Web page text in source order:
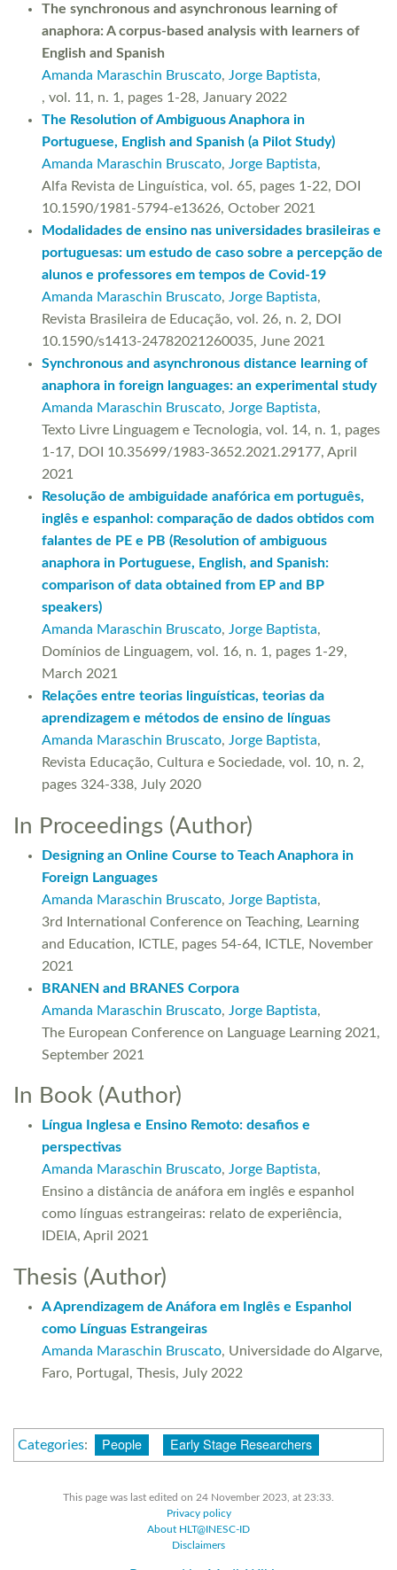
The synchronous and asynchronous learning of
anaphora: A corpus-based analysis with learners of
English and Spanish
Amanda Maraschin Bruscato, Jorge Baptista,
, vol. 11, n. 1, pages 1-28, January 2022
The Resolution of Ambiguous Anaphora in
Portuguese, English and Spanish (a Pilot Study)
Amanda Maraschin Bruscato, Jorge Baptista,
Alfa Revista de Linguística, vol. 65, pages 1-22, DOI
10.1590/1981-5794-e13626, October 2021
Modalidades de ensino nas universidades brasileiras e
portuguesas: um estudo de caso sobre a percepção de
alunos e professores em tempos de Covid-19
Amanda Maraschin Bruscato, Jorge Baptista,
Revista Brasileira de Educação, vol. 26, n. 2, DOI
10.1590/s1413-24782021260035, June 2021
Synchronous and asynchronous distance learning of
anaphora in foreign languages: an experimental study
Amanda Maraschin Bruscato, Jorge Baptista,
Texto Livre Linguagem e Tecnologia, vol. 14, n. 1, pages
1-17, DOI 10.35699/1983-3652.2021.29177, April
2021
Resolução de ambiguidade anafórica em português,
inglês e espanhol: comparação de dados obtidos com
falantes de PE e PB (Resolution of ambiguous
anaphora in Portuguese, English, and Spanish:
comparison of data obtained from EP and BP
speakers)
Amanda Maraschin Bruscato, Jorge Baptista,
Domínios de Linguagem, vol. 16, n. 1, pages 1-29,
March 2021
Relações entre teorias linguísticas, teorias da
aprendizagem e métodos de ensino de línguas
Amanda Maraschin Bruscato, Jorge Baptista,
Revista Educação, Cultura e Sociedade, vol. 10, n. 2,
pages 324-338, July 2020
In Proceedings (Author)
Designing an Online Course to Teach Anaphora in
Foreign Languages
Amanda Maraschin Bruscato, Jorge Baptista,
3rd International Conference on Teaching, Learning
and Education, ICTLE, pages 54-64, ICTLE, November
2021
BRANEN and BRANES Corpora
Amanda Maraschin Bruscato, Jorge Baptista,
The European Conference on Language Learning 2021,
September 2021
In Book (Author)
Língua Inglesa e Ensino Remoto: desafios e
perspectivas
Amanda Maraschin Bruscato, Jorge Baptista,
Ensino a distância de anáfora em inglês e espanhol
como línguas estrangeiras: relato de experiência,
IDEIA, April 2021
Thesis (Author)
A Aprendizagem de Anáfora em Inglês e Espanhol
como Línguas Estrangeiras
Amanda Maraschin Bruscato, Universidade do Algarve,
Faro, Portugal, Thesis, July 2022
Categories: People Early Stage Researchers
This page was last edited on 24 November 2023, at 23:33.
Privacy policy
About HLT@INESC-ID
Disclaimers